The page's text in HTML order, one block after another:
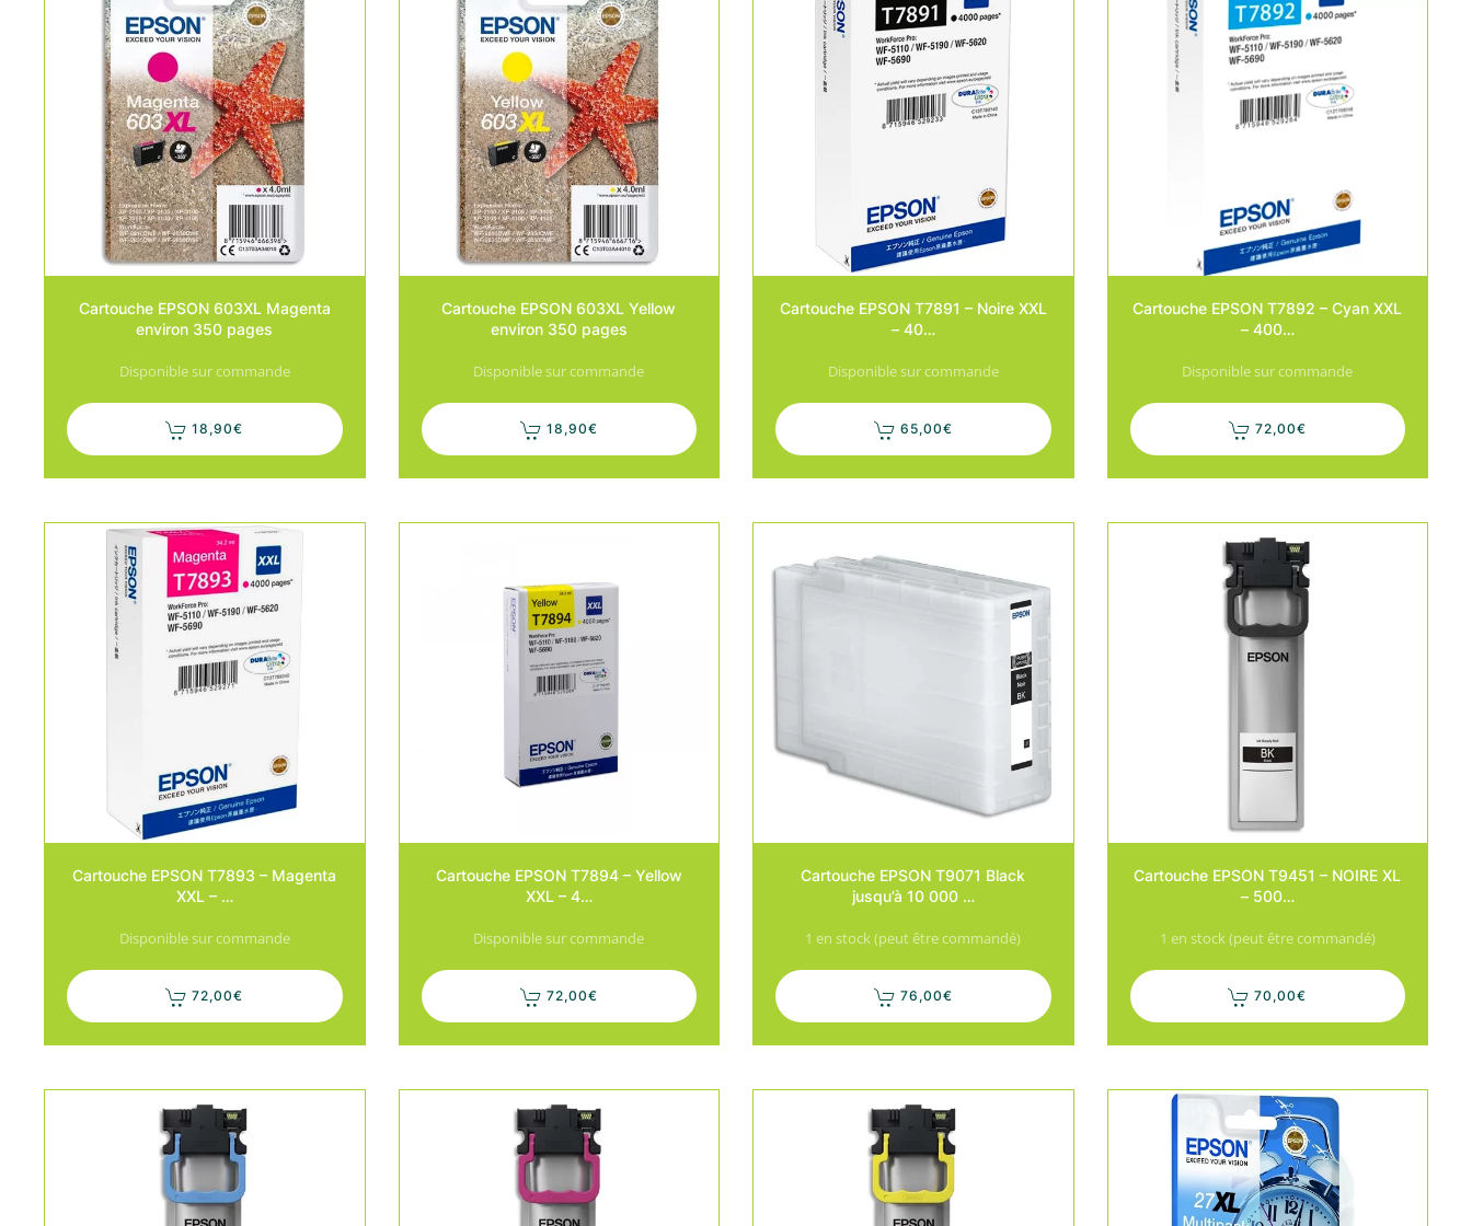
Cartouche EPSON 603XL Magenta
environ 350 pages
Disponible sur commande
18,90€
Cartouche EPSON 603XL Yellow
environ 350 pages
Disponible sur commande
18,90€
Cartouche EPSON T7891 – Noire XXL
– 40…
Disponible sur commande
65,00€
Cartouche EPSON T7892 – Cyan XXL
– 400…
Disponible sur commande
72,00€
Cartouche EPSON T7893 – Magenta
XXL – …
Disponible sur commande
72,00€
Cartouche EPSON T7894 – Yellow
XXL – 4…
Disponible sur commande
72,00€
Cartouche EPSON T9071 Black
jusqu’à 10 000 …
1 en stock (peut être commandé)
76,00€
Cartouche EPSON T9451 – NOIRE XL
– 500…
1 en stock (peut être commandé)
70,00€